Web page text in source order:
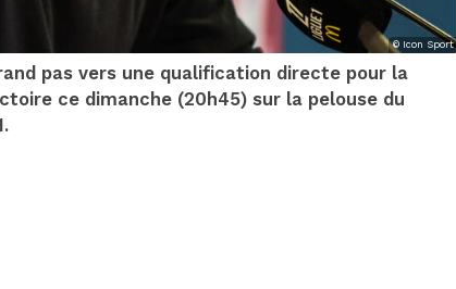
© Icon Sport
pas vers une qualification directe pour la
ce dimanche (20h45) sur la pelouse du